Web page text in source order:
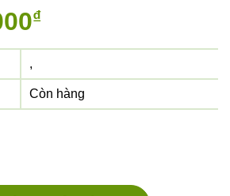
₫
,
Còn hàng
gì? có tác dụng gì? giá thuốc tại